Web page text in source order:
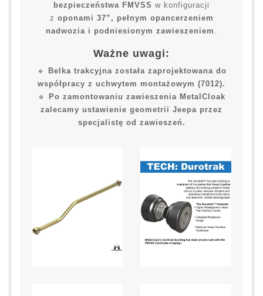
bezpieczeństwa FMVSS w konfiguracji
z oponami 37”, pełnym opancerzeniem
nadwozia i podniesionym zawieszeniem .
Ważne uwagi:
🔹
Belka trakcyjna została zaprojektowana do
współpracy z uchwytem montażowym (7012).
🔹
Po zamontowaniu zawieszenia MetalCloak
zalecamy ustawienie geometrii Jeepa przez
specjalistę od zawieszeń.